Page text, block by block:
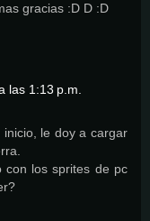
gracias :D D :D
las 1:13 p.m.
le doy a cargar
con los sprites de pc